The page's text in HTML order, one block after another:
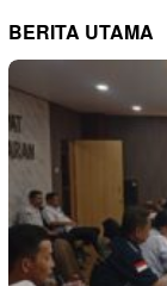
BERITA UTAMA